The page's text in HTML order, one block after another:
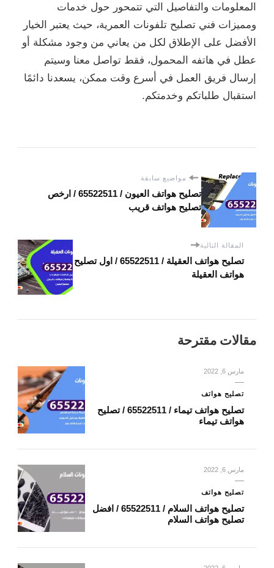
المعلومات والتفاصيل التي تتمحور حول خدمات
ومميزات فني تصليح تلفونات العمرية، حيث يعتبر الخيار
الأفضل على الإطلاق لكل من يعاني من وجود مشكلة أو
عطل في هاتفه المحمول، فقط تواصل معنا وسيتم
إرسال فريق العمل في أسرع وقت ممكن، يسعدنا دائمًا
استقبال طلباتكم وخدمتكم.
مواضيع سابقة
تصليح هواتف العيون / 65522511 / ارخص
تصليح هواتف قريب
المقالة التالية
تصليح هواتف العقيلة / 65522511 / اول تصليح
هواتف العقيلة
مقالات مقترحة
مارس 6, 2022
تصليح هواتف
تصليح هواتف تيماء / 65522511 / تصليح
هواتف تيماء
مارس 6, 2022
تصليح هواتف
تصليح هواتف السلام / 65522511 / افضل
تصليح هواتف السلام